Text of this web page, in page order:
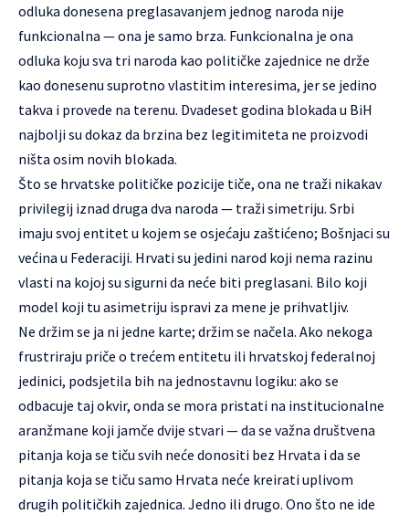
odluka donesena preglasavanjem jednog naroda nije
funkcionalna — ona je samo brza. Funkcionalna je ona
odluka koju sva tri naroda kao političke zajednice ne drže
kao donesenu suprotno vlastitim interesima, jer se jedino
takva i provede na terenu. Dvadeset godina blokada u BiH
najbolji su dokaz da brzina bez legitimiteta ne proizvodi
ništa osim novih blokada.
Što se hrvatske političke pozicije tiče, ona ne traži nikakav
privilegij iznad druga dva naroda — traži simetriju. Srbi
imaju svoj entitet u kojem se osjećaju zaštićeno; Bošnjaci su
većina u Federaciji. Hrvati su jedini narod koji nema razinu
vlasti na kojoj su sigurni da neće biti preglasani. Bilo koji
model koji tu asimetriju ispravi za mene je prihvatljiv.
Ne držim se ja ni jedne karte; držim se načela. Ako nekoga
frustriraju priče o trećem entitetu ili hrvatskoj federalnoj
jedinici, podsjetila bih na jednostavnu logiku: ako se
odbacuje taj okvir, onda se mora pristati na institucionalne
aranžmane koji jamče dvije stvari — da se važna društvena
pitanja koja se tiču svih neće donositi bez Hrvata i da se
pitanja koja se tiču samo Hrvata neće kreirati uplivom
drugih političkih zajednica. Jedno ili drugo. Ono što ne ide